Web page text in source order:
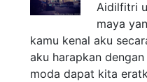
Aidilfitri
maya
kamu kenal aku
aku harapkan
moda dapat kita